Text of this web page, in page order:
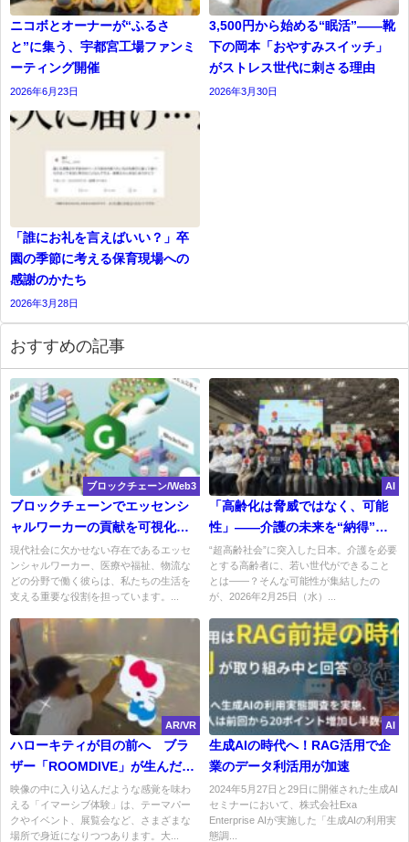
ニコボとオーナーが“ふるさ
と”に集う、宇都宮工場ファンミ
ーティング開催
2026年6月23日
3,500円から始める“眠活”――靴
下の岡本「おやすみスイッチ」
がストレス世代に刺さる理由
2026年3月30日
「誰にお礼を言えばいい？」卒
園の季節に考える保育現場への
感謝のかたち
2026年3月28日
おすすめの記事
ブロックチェーン/Web3
ブロックチェーンでエッセンシ
ャルワーカーの貢献を可視化す
るChaintope Greenersの新たな
試み
現代社会に欠かせない存在であるエッセ
ンシャルワーカー、医療や福祉、物流な
どの分野で働く彼らは、私たちの生活を
支える重要な役割を担っています。...
AI
「高齢化は脅威ではなく、可能
性」――介護の未来を“納得”へ
導く『International KAiGO
Festival 2026』
“超高齢社会”に突入した日本。介護を必要
とする高齢者に、若い世代ができること
とは――？そんな可能性が集結したの
が、2026年2月25日（水）...
AR/VR
ハローキティが目の前へ ブラ
ザー「ROOMDIVE」が生んだ新
しい没入体験
映像の中に入り込んだような感覚を味わ
える「イマーシブ体験」は、テーマパー
クやイベント、展覧会など、さまざまな
場所で身近になりつつあります。大...
AI
生成AIの時代へ！RAG活用で企
業のデータ利活用が加速
2024年5月27日と29日に開催された生成AI
セミナーにおいて、株式会社Exa
Enterprise AIが実施した「生成AIの利用実
態調...